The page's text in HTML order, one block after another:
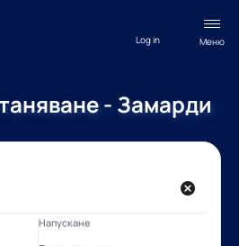
Меню
Log in
- Замарди